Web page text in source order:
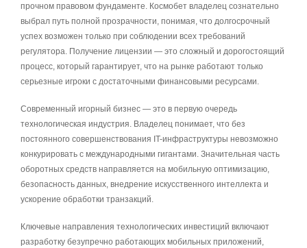
прочном правовом фундаменте. Космобет владелец сознательно
выбрал путь полной прозрачности, понимая, что долгосрочный
успех возможен только при соблюдении всех требований
регулятора. Получение лицензии — это сложный и дорогостоящий
процесс, который гарантирует, что на рынке работают только
серьезные игроки с достаточными финансовыми ресурсами.
Современный игорный бизнес — это в первую очередь
технологическая индустрия. Владелец понимает, что без
постоянного совершенствования IT-инфраструктуры невозможно
конкурировать с международными гигантами. Значительная часть
оборотных средств направляется на мобильную оптимизацию,
безопасность данных, внедрение искусственного интеллекта и
ускорение обработки транзакций.
Ключевые направления технологических инвестиций включают
разработку безупречно работающих мобильных приложений,